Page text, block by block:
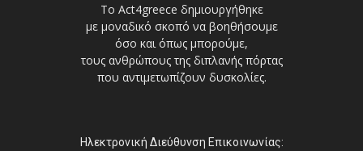
Το Act4greece δημιουργήθηκε
με μοναδικό σκοπό να βοηθήσουμε
όσο και όπως μπορούμε,
τους ανθρώπους της διπλανής πόρτας
που αντιμετωπίζουν δυσκολίες.
Ηλεκτρονική Διεύθυνση Επικοινωνίας: